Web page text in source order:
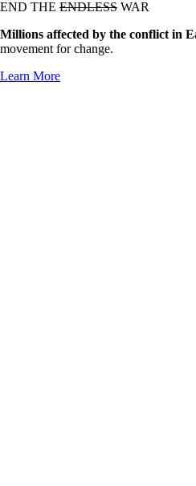
END THE ENDLESS WAR
Millions affected by the conflict in
movement for change.
Learn More